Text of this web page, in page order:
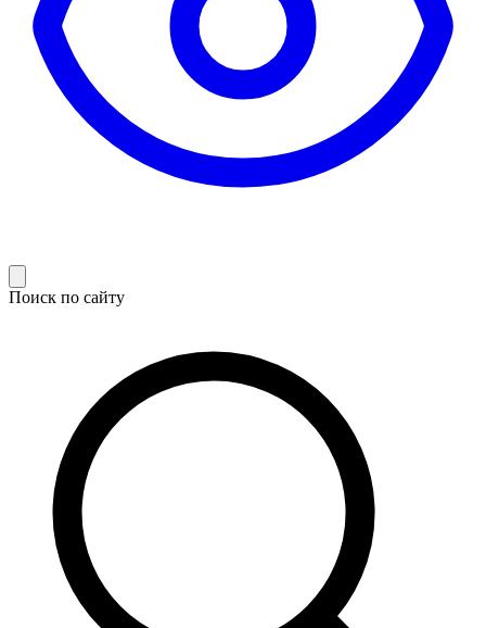
Поиск по сайту